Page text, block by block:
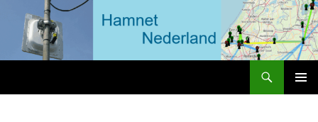
inhoud